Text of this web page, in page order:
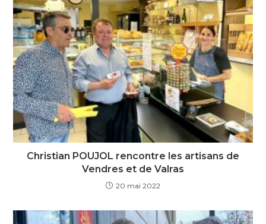
Christian POUJOL rencontre les artisans de
Vendres et de Valras
20 mai 2022